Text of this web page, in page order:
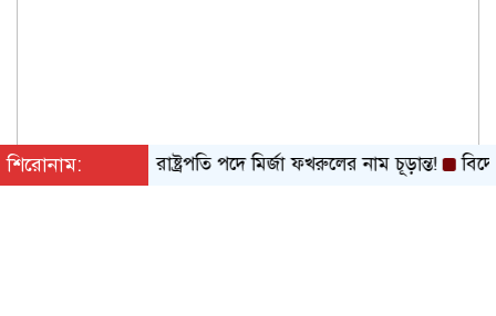
শিরোনাম: রাষ্ট্রপতি পদে মির্জা ফখরুলের নাম চূড়ান্ত! বিদেশে